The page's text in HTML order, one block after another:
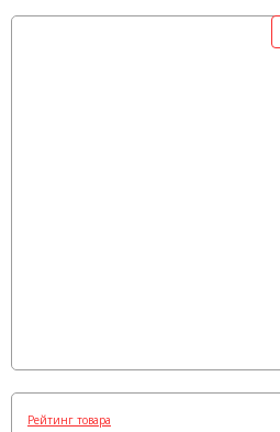
Рейтинг товара